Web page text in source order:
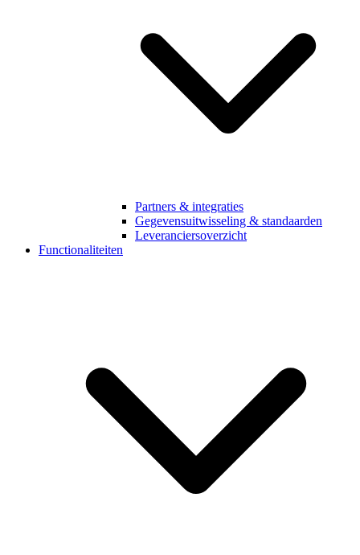
Partners & integraties
Gegevensuitwisseling & standaarden
Leveranciersoverzicht
Functionaliteiten